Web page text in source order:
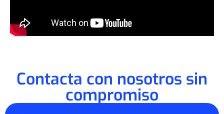
Contacta con nosotros sin
compromiso